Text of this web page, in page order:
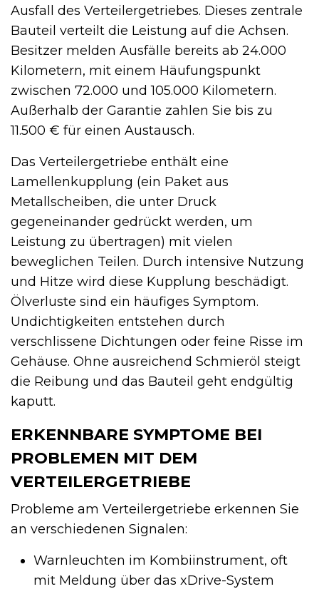
Ausfall des Verteilergetriebes. Dieses zentrale
Bauteil verteilt die Leistung auf die Achsen.
Besitzer melden Ausfälle bereits ab 24.000
Kilometern, mit einem Häufungspunkt
zwischen 72.000 und 105.000 Kilometern.
Außerhalb der Garantie zahlen Sie bis zu
11.500 € für einen Austausch.
Das Verteilergetriebe enthält eine
Lamellenkupplung (ein Paket aus
Metallscheiben, die unter Druck
gegeneinander gedrückt werden, um
Leistung zu übertragen) mit vielen
beweglichen Teilen. Durch intensive Nutzung
und Hitze wird diese Kupplung beschädigt.
Ölverluste sind ein häufiges Symptom.
Undichtigkeiten entstehen durch
verschlissene Dichtungen oder feine Risse im
Gehäuse. Ohne ausreichend Schmieröl steigt
die Reibung und das Bauteil geht endgültig
kaputt.
ERKENNBARE SYMPTOME BEI
PROBLEMEN MIT DEM
VERTEILERGETRIEBE
Probleme am Verteilergetriebe erkennen Sie
an verschiedenen Signalen:
Warnleuchten im Kombiinstrument, oft
mit Meldung über das xDrive-System